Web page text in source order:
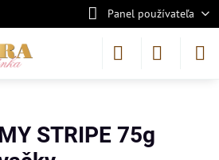
Panel používateľa
STRIPE 75g